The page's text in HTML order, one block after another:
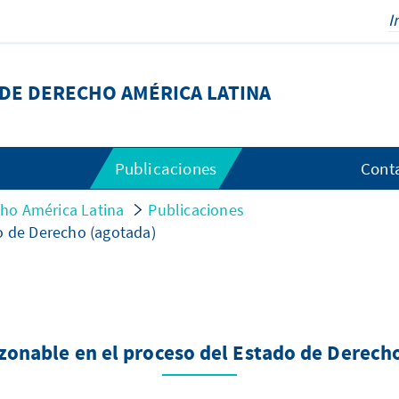
DERECHO AMÉRICA LATINA
Publicaciones
América Latina
Publicaciones
Derecho (agotada)
en el proceso del Estado de